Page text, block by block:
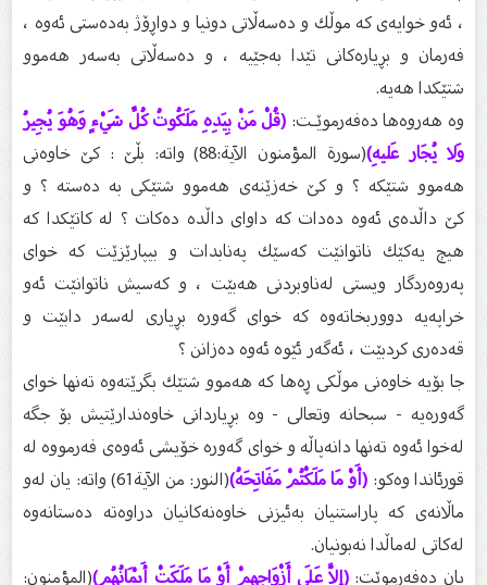
، ئەو خوایەى كە موڵك و دەسەڵاتى دونیا و دواڕۆژ بەدەستى ئەوە ،
فەرمان و بڕیارەكانى تێدا بەجێیە ، و دەسەڵاتى بەسەر هەموو
شتێكدا هەیە.
وە هەروەها دەفەرموێـت:(قُلْ مَنْ بِيَدِهِ مَلَكُوتُ كُلِّ شَيْءٍ وَهُوَ يُجِيرُ
وَلا يُجَار عَليهِ)
(سورة المؤمنون الآية:88) واتە: بڵێ : كێ خاوەنى
هەموو شتێكە ؟ و كێ خەزێنەى هەموو شتێكى بە دەستە ؟ و
كێ داڵدەى ئەوە دەدات كە داواى داڵدە دەكات ؟ لە كاتێكدا كە
هیچ یەكێك ناتوانێت كەسێك پەنابدات و بیپارێزێت كە خواى
پەروەردگار ویستى لەناوبردنى هەبێت ، و كەسیش ناتوانێت ئەو
خراپەیە دووربخاتەوە كە خواى گەورە بڕیارى لەسەر دابێت و
قەدەری كردبێت ، ئەگەر ئێوە ئەوە دەزانن ؟
جا بۆیە خاوەنى موڵكى ڕەها كە هەموو شتێك بگرێتەوە تەنها خواى
گەورەیە - سبحانە وتعالى - وە بڕیاردانى خاوەندارێتیش بۆ جگە
لەخوا ئەوە تەنها دانەپاڵە و خواى گەورە خۆیشی ئەوەى فەرمووە لە
قورئاندا وەكو:(أَوْ مَا مَلَكْتُمْ مَفَاتِحَهُ)
(النور: من الآية61) واتە: یان لەو
ماڵانەى كە پاراستنیان بەئیزنى خاوەنەكانیان دراوەتە دەستانەوە
لەكاتى لەماڵدا نەبونیان.
یان دەفەرموێت:(إِلاَّ عَلَى أَزْوَاجِهِمْ أَوْ مَا مَلَكَتْ أَيْمَانُهُم)(المؤمنون: